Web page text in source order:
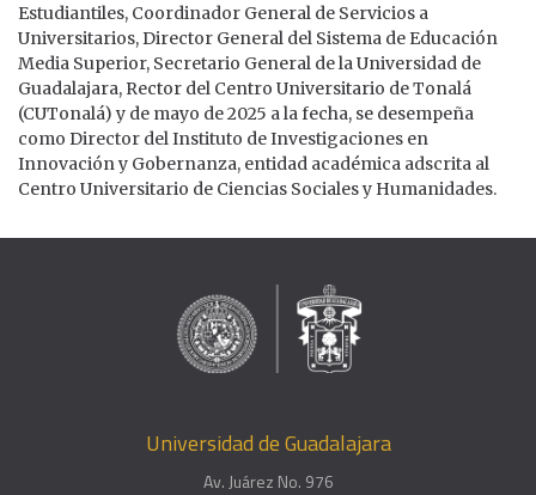
Estudiantiles, Coordinador General de Servicios a
Universitarios, Director General del Sistema de Educación
Media Superior, Secretario General de la Universidad de
Guadalajara, Rector del Centro Universitario de Tonalá
(CUTonalá) y de mayo de 2025 a la fecha, se desempeña
como Director del Instituto de Investigaciones en
Innovación y Gobernanza, entidad académica adscrita al
Centro Universitario de Ciencias Sociales y Humanidades.
Universidad de Guadalajara
Av. Juárez No. 976